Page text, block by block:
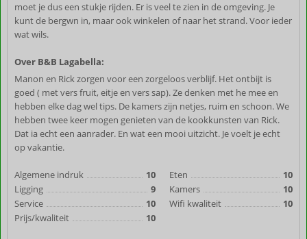
moet je dus een stukje rijden. Er is veel te zien in de omgeving. Je
kunt de bergwn in, maar ook winkelen of naar het strand. Voor ieder
wat wils.
Over B&B Lagabella:
Manon en Rick zorgen voor een zorgeloos verblijf. Het ontbijt is
goed ( met vers fruit, eitje en vers sap). Ze denken met he mee en
hebben elke dag wel tips. De kamers zijn netjes, ruim en schoon. We
hebben twee keer mogen genieten van de kookkunsten van Rick.
Dat ia echt een aanrader. En wat een mooi uitzicht. Je voelt je echt
op vakantie.
Algemene indruk
10
Ligging
9
Service
10
Prijs/kwaliteit
10
Eten
10
Kamers
10
Wifi kwaliteit
10